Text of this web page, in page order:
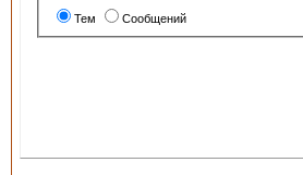
Тем Сообщений